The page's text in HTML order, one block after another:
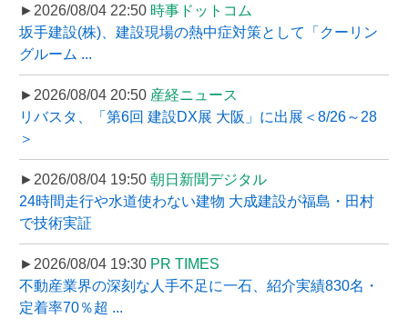
►2026/08/04 22:50 時事ドットコム
坂手建設(株)、建設現場の熱中症対策として「クーリン
グルーム ...
►2026/08/04 20:50 産経ニュース
リバスタ、「第6回 建設DX展 大阪」に出展＜8/26～28
＞
►2026/08/04 19:50 朝日新聞デジタル
24時間走行や水道使わない建物 大成建設が福島・田村
で技術実証
►2026/08/04 19:30 PR TIMES
不動産業界の深刻な人手不足に一石、紹介実績830名・
定着率70％超 ...